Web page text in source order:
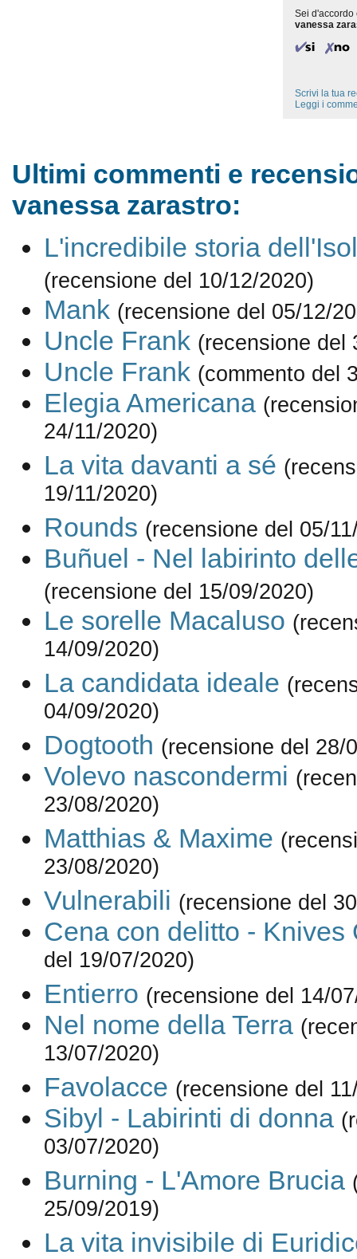
Sei d'accordo
vanessa
Scrivi la tua
Leggi i
Ultimi commenti e
vanessa zarastro:
L'incredibile storia
(recensione del 10/12/2020)
Mank (recensione del 05/12/
Uncle Frank (recensione del
Uncle Frank (commento del
Elegia Americana
24/11/2020)
La vita davanti a sé
19/11/2020)
Rounds (recensione del 05/
Buñuel - Nel labirinto
(recensione del 15/09/2020)
Le sorelle Macaluso
14/09/2020)
La candidata ideale
04/09/2020)
Dogtooth (recensione del 28/
Volevo nascondermi
23/08/2020)
Matthias & Maxime
23/08/2020)
Vulnerabili (recensione del
Cena con delitto - Knives
del 19/07/2020)
Entierro (recensione del 14/
Nel nome della Terra
13/07/2020)
Favolacce (recensione del
Sibyl - Labirinti di donna
03/07/2020)
Burning - L'Amore Brucia
25/09/2019)
La vita invisibile di